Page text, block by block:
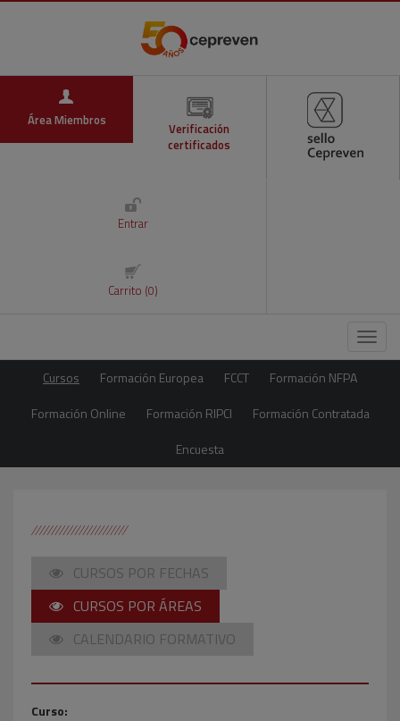
Área Miembros
Verificación
certificados
Entrar
Carrito (0)
Menú
Cursos Formación Europea FCCT
Formación NFPA
Formación Online
Formación RIPCI
Formación Contratada
Encuesta
CURSOS POR FECHAS
CURSOS POR ÁREAS
CALENDARIO FORMATIVO
Curso: